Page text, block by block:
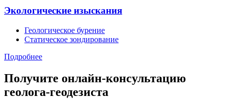
Экологические изыскания
Геологическое бурение
Статическое зондирование
Подробнее
Получите онлайн-консультацию
геолога-геодезиста